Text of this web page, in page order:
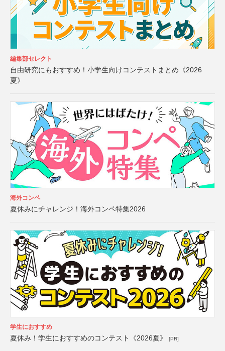
編集部セレクト
自由研究にもおすすめ！小学生向けコンテストまとめ《2026
夏》
海外コンペ
夏休みにチャレンジ！海外コンペ特集2026
学生におすすめ
夏休み！学生におすすめのコンテスト《2026夏》 [PR]